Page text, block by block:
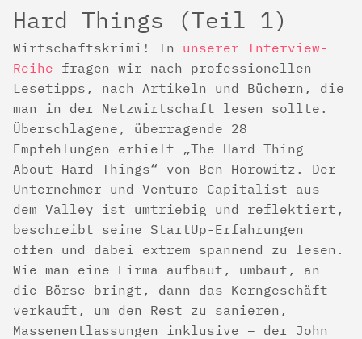
Hard Things (Teil 1)
Wirtschaftskrimi! In unserer Interview-
Reihe fragen wir nach professionellen
Lesetipps, nach Artikeln und Büchern, die
man in der Netzwirtschaft lesen sollte.
Überschlagene, überragende 28
Empfehlungen erhielt „The Hard Thing
About Hard Things“ von Ben Horowitz. Der
Unternehmer und Venture Capitalist aus
dem Valley ist umtriebig und reflektiert,
beschreibt seine StartUp-Erfahrungen
offen und dabei extrem spannend zu lesen.
Wie man eine Firma aufbaut, umbaut, an
die Börse bringt, dann das Kerngeschäft
verkauft, um den Rest zu sanieren,
Massenentlassungen inklusive – der John